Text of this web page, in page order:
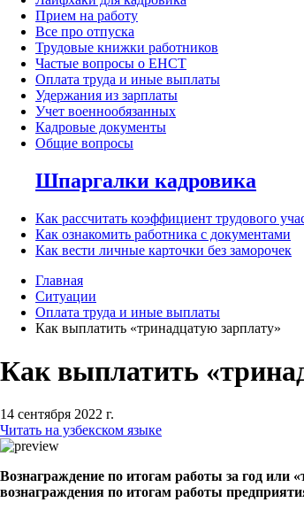
Прием на работу
Все про отпуска
Трудовые книжки работников
Частые вопросы о ЕНСТ
Оплата труда и иные выплаты
Удержания из зарплаты
Учет военнообязанных
Кадровые документы
Общие вопросы
Шпаргалки кадровика
Как рассчитать коэффициент трудового
Как ознакомить работника с документами
Как вести личные карточки без заморочек
Главная
Ситуации
Оплата труда и иные выплаты
Как выплатить «тринадцатую зарплату»
Как выплатить
14 сентября 2022 г.
Читать на узбекском языке
Вознаграждение по итогам работы за год или
вознаграждения по итогам работы